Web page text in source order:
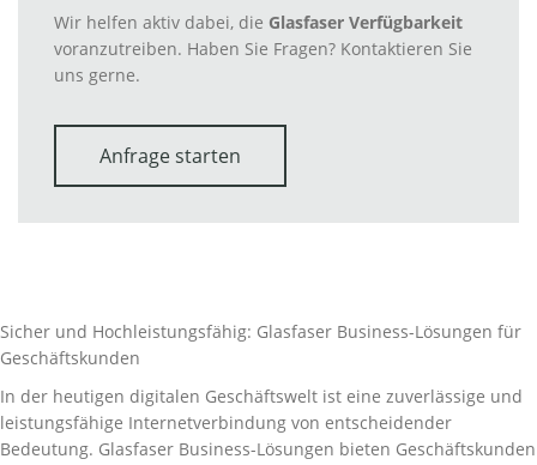
Wir helfen aktiv dabei, die Glasfaser Verfügbarkeit
voranzutreiben. Haben Sie Fragen? Kontaktieren Sie
uns gerne.
Anfrage starten
Sicher und Hochleistungsfähig: Glasfaser Business-Lösungen für
Geschäftskunden
In der heutigen digitalen Geschäftswelt ist eine zuverlässige und
leistungsfähige Internetverbindung von entscheidender
Bedeutung. Glasfaser Business-Lösungen bieten Geschäftskunden